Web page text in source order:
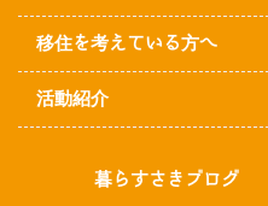
移住を考えている方へ
活動紹介
暮らすさきブログ